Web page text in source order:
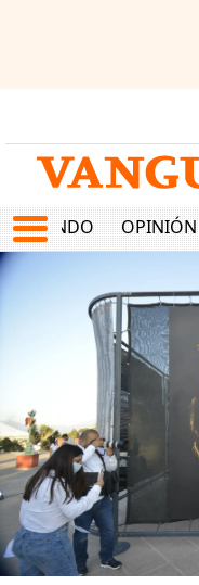
MUNDO OPINIÓN